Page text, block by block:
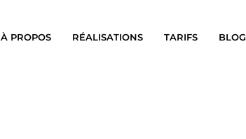
À PROPOS RÉALISATIONS TARIFS BLOG